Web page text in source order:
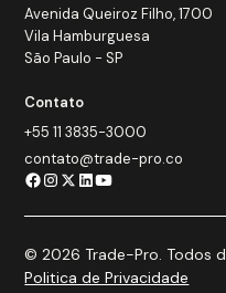
Avenida Queiroz Filho, 1700
Vila Hamburguesa
São Paulo - SP
Contato
+55 11 3835-3000
contato@trade-pro.co
© 2026 Trade-Pro. Todos
Politica de Privacidade